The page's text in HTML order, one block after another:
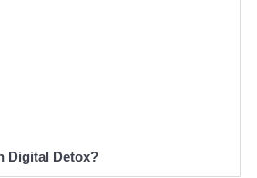
Digital Detox?